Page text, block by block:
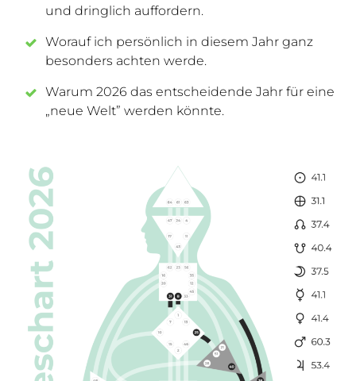
und dringlich auffordern.
Worauf ich persönlich in diesem Jahr ganz
besonders achten werde.
Warum 2026 das entscheidende Jahr für eine
„neue Welt” werden könnte.